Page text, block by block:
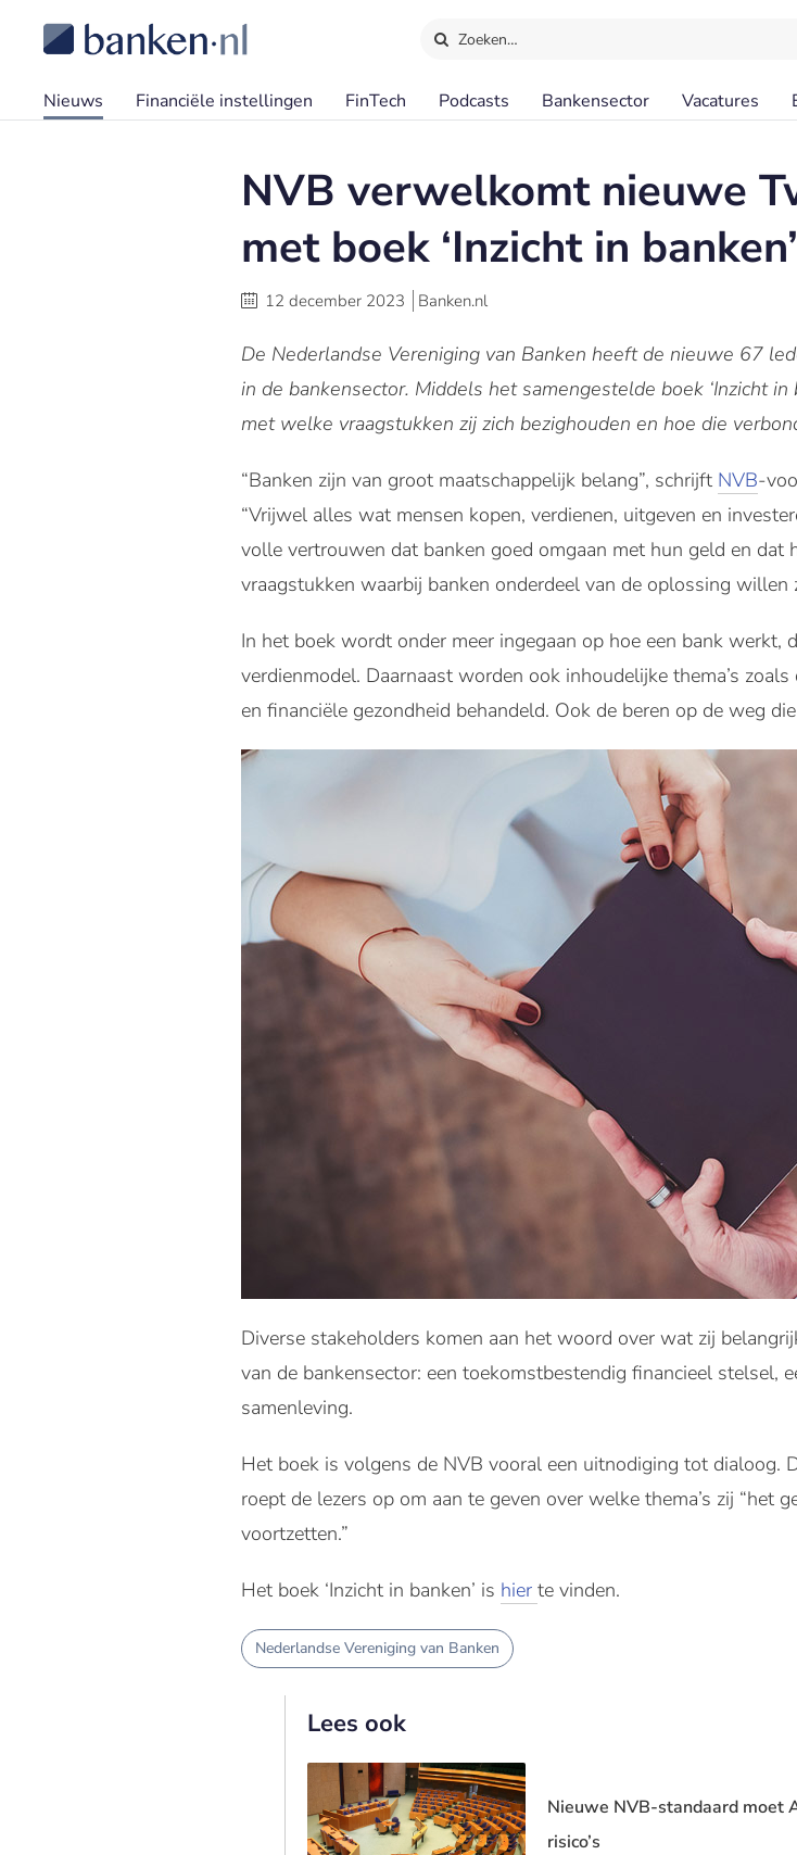
Zoeken…
Nieuws Financiële instellingen FinTech Podcasts Bankensector Vacatures
NVB verwelkomt nieuwe
met boek ‘Inzicht in banken’
12 december 2023 Banken.nl
De Nederlandse Vereniging van Banken heeft de nieuwe 67
in de bankensector. Middels het samengestelde boek ‘Inzicht
met welke vraagstukken zij zich bezighouden en hoe die
“Banken zijn van groot maatschappelijk belang”, schrijft NVB-
“Vrijwel alles wat mensen kopen, verdienen, uitgeven en
volle vertrouwen dat banken goed omgaan met hun geld en dat
vraagstukken waarbij banken onderdeel van de oplossing willen
In het boek wordt onder meer ingegaan op hoe een bank werkt,
verdienmodel. Daarnaast worden ook inhoudelijke thema’s
en financiële gezondheid behandeld. Ook de beren op de weg
Diverse stakeholders komen aan het woord over wat zij
van de bankensector: een toekomstbestendig financieel stelsel,
samenleving.
Het boek is volgens de NVB vooral een uitnodiging tot dialoog.
roept de lezers op om aan te geven over welke thema’s zij “het
voortzetten.”
Het boek ‘Inzicht in banken’ is hier te vinden.
Nederlandse Vereniging van Banken
Lees ook
Nieuwe NVB-standaard moet
risico’s